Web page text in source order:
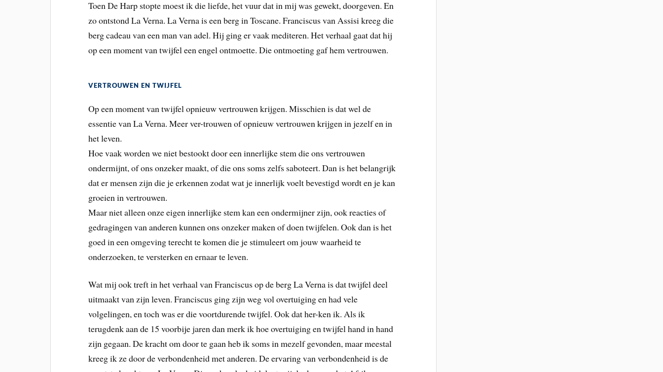
Toen De Harp stopte moest ik die liefde, het vuur dat in mij was gewekt, doorgeven. En
zo ontstond La Verna. La Verna is een berg in Toscane. Franciscus van Assisi kreeg die
berg cadeau van een man van adel. Hij ging er vaak mediteren. Het verhaal gaat dat hij
op een moment van twijfel een engel ontmoette. Die ontmoeting gaf hem vertrouwen.
VERTROUWEN EN TWIJFEL
Op een moment van twijfel opnieuw vertrouwen krijgen. Misschien is dat wel de
essentie van La Verna. Meer ver-trouwen of opnieuw vertrouwen krijgen in jezelf en in
het leven.
Hoe vaak worden we niet bestookt door een innerlijke stem die ons vertrouwen
ondermijnt, of ons onzeker maakt, of die ons soms zelfs saboteert. Dan is het belangrijk
dat er mensen zijn die je erkennen zodat wat je innerlijk voelt bevestigd wordt en je kan
groeien in vertrouwen.
Maar niet alleen onze eigen innerlijke stem kan een ondermijner zijn, ook reacties of
gedragingen van anderen kunnen ons onzeker maken of doen twijfelen. Ook dan is het
goed in een omgeving terecht te komen die je stimuleert om jouw waarheid te
onderzoeken, te versterken en ernaar te leven.
Wat mij ook treft in het verhaal van Franciscus op de berg La Verna is dat twijfel deel
uitmaakt van zijn leven. Franciscus ging zijn weg vol overtuiging en had vele
volgelingen, en toch was er die voortdurende twijfel. Ook dat her-ken ik. Als ik
terugdenk aan de 15 voorbije jaren dan merk ik hoe overtuiging en twijfel hand in hand
zijn gegaan. De kracht om door te gaan heb ik soms in mezelf gevonden, maar meestal
kreeg ik ze door de verbondenheid met anderen. De ervaring van verbondenheid is de